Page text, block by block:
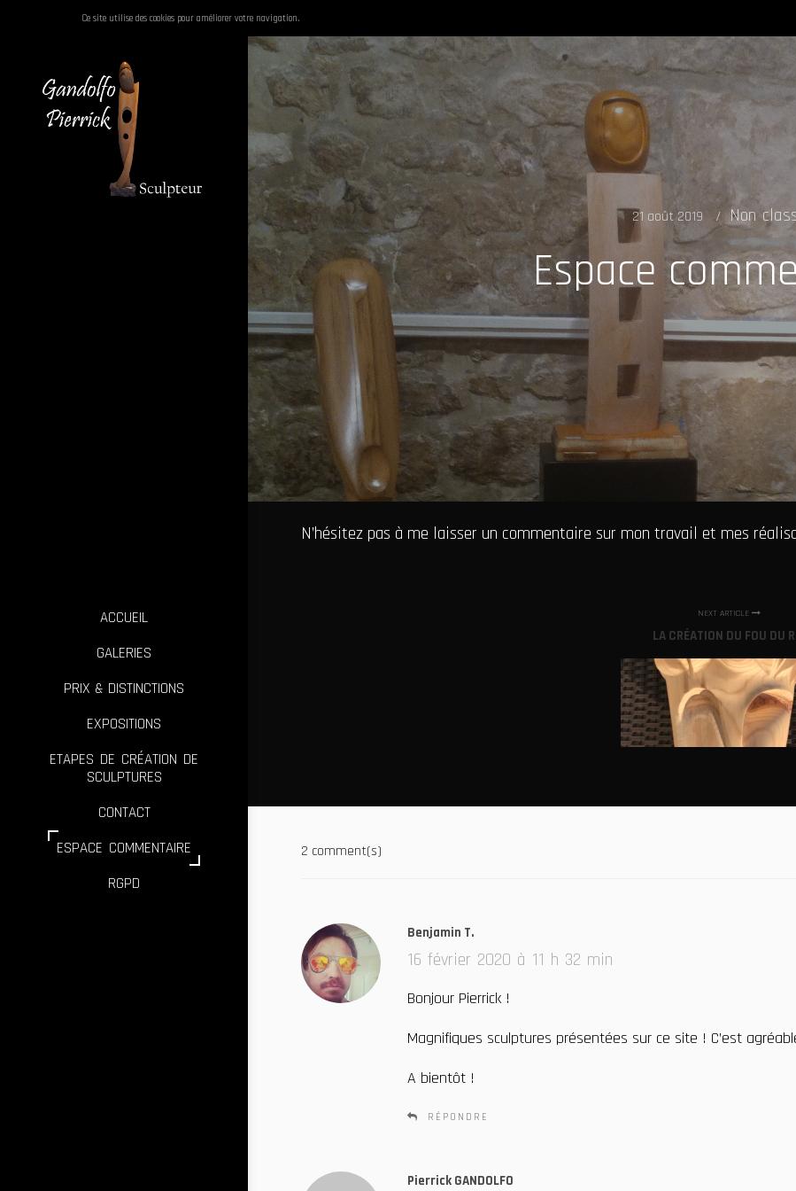
ACCUEIL
GALERIES
PRIX & DISTINCTIONS
EXPOSITIONS
ETAPES DE CRÉATION DE
SCULPTURES
CONTACT
ESPACE COMMENTAIRE
RGPD
21 août 2019 Non
Espace
N’hésitez pas à me laisser un commentaire sur mon travail et mes
NEXT ARTICLE
LA CRÉATION DU FOU DU
2 comment(s)
Benjamin T.
16 février 2020 à 11 h 32 min
Bonjour Pierrick !
Magnifiques sculptures présentées sur ce site ! C’est
A bientôt !
RÉPONDRE
Pierrick GANDOLFO
Ce site utilise des cookies pour améliorer votre navigation.